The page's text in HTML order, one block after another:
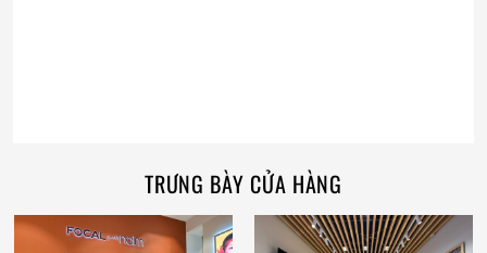
TRƯNG BÀY CỬA HÀNG